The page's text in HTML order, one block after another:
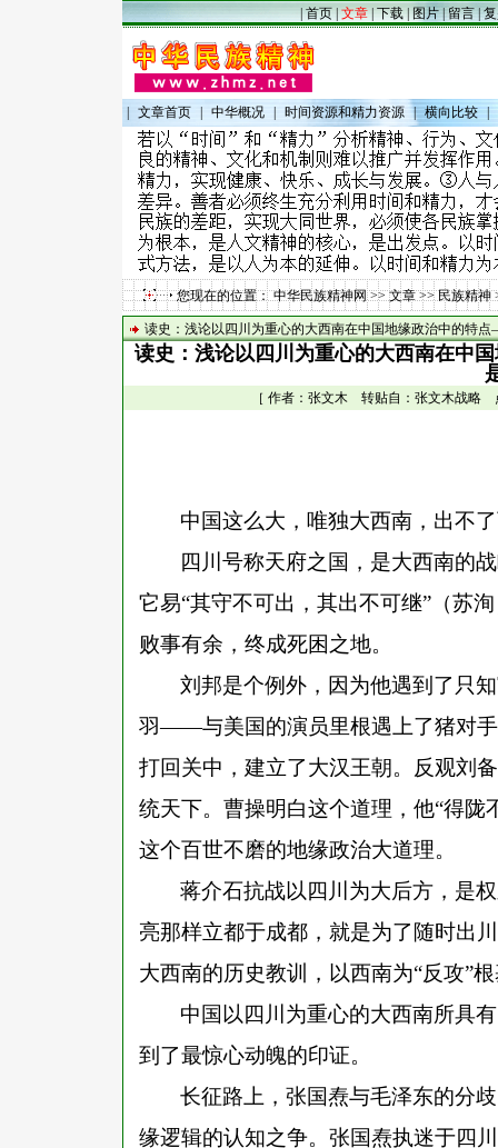
|首页|文章|下载| 图片|留言|
文章首页 中华概况 时间资源和精力资源 | 横向比较
您现在的位置：中华民族精神网>>文章>>民族精神
读史：浅论以四川为重心的大西南在中国地缘政治中的特
读史：浅论以四川为重心的大西南在中
［ 作者：张文木 转贴自：张文木战略
中国这么大，唯独大西南，出不
四川号称天府之国，是大西南的
它易“其守不可出，其出不可继”（苏
败事有余，终成死困之地。
刘邦是个例外，因为他遇到了只
羽——与美国的演员里根遇上了猪对
打回关中，建立了大汉王朝。反观刘
统天下。曹操明白这个道理，他“得
这个百世不磨的地缘政治大道理。
蒋介石抗战以四川为大后方，是
亮那样立都于成都，就是为了随时出
大西南的历史教训，以西南为“反攻”
中国以四川为重心的大西南所具
到了最惊心动魄的印证。
长征路上，张国焘与毛泽东的分
缘逻辑的认知之争。张国焘执迷于四